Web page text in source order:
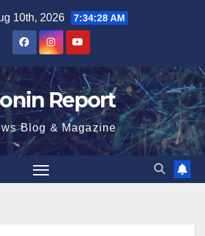
10th, 2026 7:34:30 AM
Report
Blog & Magazine